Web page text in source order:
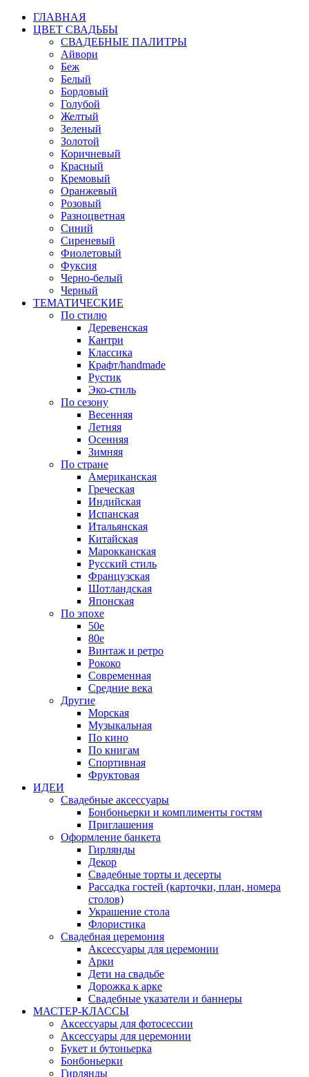
ГЛАВНАЯ
ЦВЕТ СВАДЬБЫ
СВАДЕБНЫЕ ПАЛИТРЫ
Айвори
Беж
Белый
Бордовый
Голубой
Желтый
Зеленый
Золотой
Коричневый
Красный
Кремовый
Оранжевый
Розовый
Разноцветная
Синий
Сиреневый
Фиолетовый
Фуксия
Черно-белый
Черный
ТЕМАТИЧЕСКИЕ
По стилю
Деревенская
Кантри
Классика
Крафт/handmade
Рустик
Эко-стиль
По сезону
Весенняя
Летняя
Осенняя
Зимняя
По стране
Американская
Греческая
Индийская
Испанская
Итальянская
Китайская
Марокканская
Русский стиль
Французская
Шотландская
Японская
По эпохе
50е
80е
Винтаж и ретро
Рококо
Современная
Средние века
Другие
Морская
Музыкальная
По кино
По книгам
Спортивная
Фруктовая
ИДЕИ
Свадебные аксессуары
Бонбоньерки и комплименты гостям
Приглашения
Оформление банкета
Гирлянды
Декор
Свадебные торты и десерты
Рассадка гостей (карточки, план, номера
столов)
Украшение стола
Флористика
Свадебная церемония
Аксессуары для церемонии
Арки
Дети на свадьбе
Дорожка к арке
Свадебные указатели и баннеры
МАСТЕР-КЛАССЫ
Аксессуары для фотосессии
Аксессуары для церемонии
Букет и бутоньерка
Бонбоньерки
Гирлянды